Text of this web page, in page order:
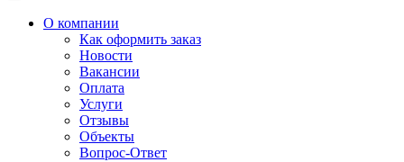
О компании
Как оформить заказ
Новости
Вакансии
Оплата
Услуги
Отзывы
Объекты
Вопрос-Ответ